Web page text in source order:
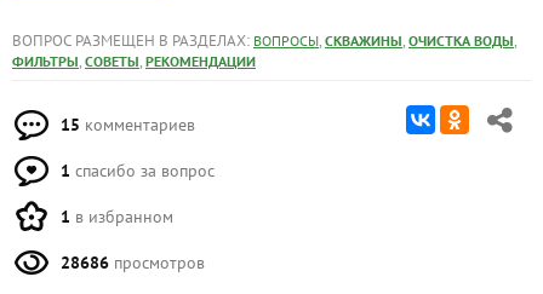
ВОПРОС РАЗМЕЩЕН В РАЗДЕЛАХ: ВОПРОСЫ, СКВАЖИНЫ, ОЧИСТКА ВОДЫ,
ФИЛЬТРЫ, СОВЕТЫ, РЕКОМЕНДАЦИИ
15 комментариев
1 спасибо за вопрос
1 в избранном
28686 просмотров